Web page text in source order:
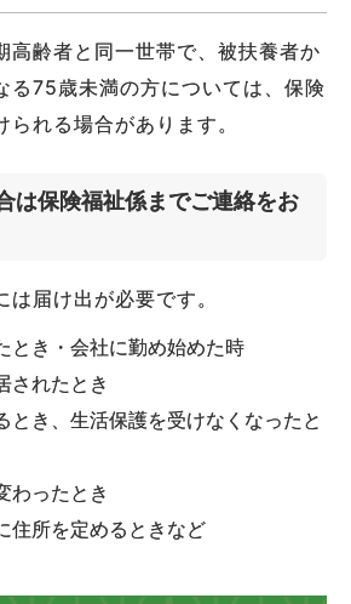
高齢者と同一世帯で、被扶養者か
る75歳未満の方については、保険
れる場合があります。
は保険福祉係までご連絡をお
届け出が必要です。
とき・会社に勤め始めた時
されたとき
とき、生活保護を受けなくなったと
わったとき
住所を定めるときなど